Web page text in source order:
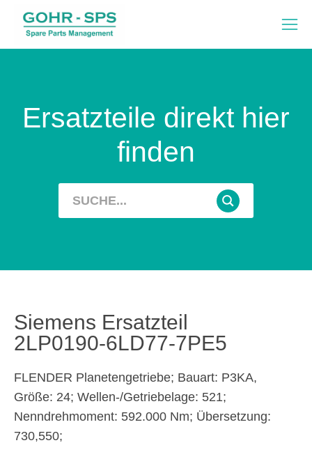
Ersatzteile direkt hier
finden
Siemens Ersatzteil
2LP0190-6LD77-7PE5
FLENDER Planetengetriebe; Bauart: P3KA,
Größe: 24; Wellen-/Getriebelage: 521;
Nenndrehmoment: 592.000 Nm; Übersetzung:
730,550;